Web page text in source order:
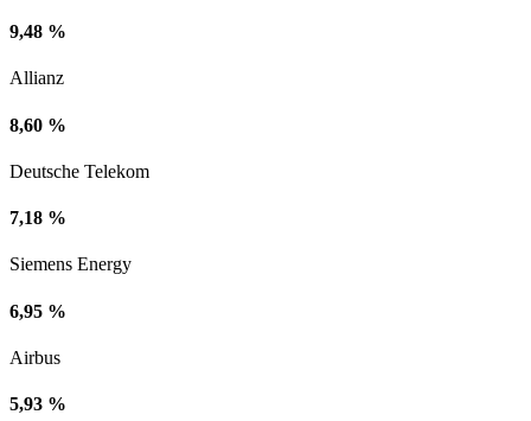
9,48 %
Allianz
8,60 %
Deutsche Telekom
7,18 %
Siemens Energy
6,95 %
Airbus
5,93 %